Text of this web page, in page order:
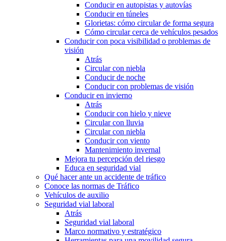
Conducir en autopistas y autovías
Conducir en túneles
Glorietas: cómo circular de forma segura
Cómo circular cerca de vehículos pesados
Conducir con poca visibilidad o problemas de
visión
Atrás
Circular con niebla
Conducir de noche
Conducir con problemas de visión
Conducir en invierno
Atrás
Conducir con hielo y nieve
Circular con lluvia
Circular con niebla
Conducir con viento
Mantenimiento invernal
Mejora tu percepción del riesgo
Educa en seguridad vial
Qué hacer ante un accidente de tráfico
Conoce las normas de Tráfico
Vehículos de auxilio
Seguridad vial laboral
Atrás
Seguridad vial laboral
Marco normativo y estratégico